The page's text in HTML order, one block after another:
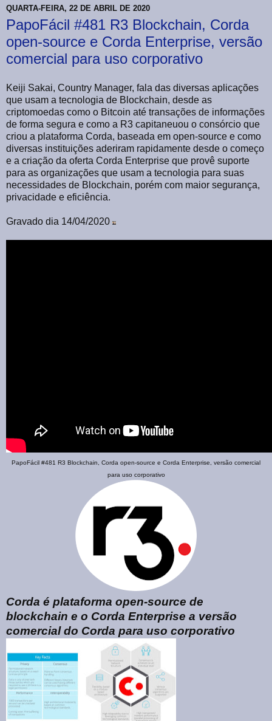
QUARTA-FEIRA, 22 DE ABRIL DE 2020
PapoFácil #481 R3 Blockchain, Corda
open-source e Corda Enterprise, versão
comercial para uso corporativo
Keiji Sakai, Country Manager, fala das diversas aplicações
que usam a tecnologia de Blockchain, desde as
criptomoedas como o Bitcoin até transações de informações
de forma segura e como a R3 capitaneuou o consórcio que
criou a plataforma Corda, baseada em open-source e como
diversas instituições aderiram rapidamente desde o começo
e a criação da oferta Corda Enterprise que provê suporte
para as organizações que usam a tecnologia para suas
necessidades de Blockchain, porém com maior segurança,
privacidade e eficiência.
Gravado dia 14/04/2020
PapoFácil #481 R3 Blockchain, Corda open-source e Corda Enterprise, versão comercial
para uso corporativo
Corda é plataforma open-source de
blockchain e o Corda Enterprise a versão
comercial do Corda para uso corporativo